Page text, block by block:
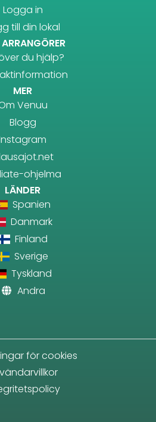
Logga in
till din lokal
du hjälp?
MER
Venuu
Blogg
ohjelma
LÄNDER
Spanien
Danmark
Finland
Sverige
Tyskland
Andra
för cookies